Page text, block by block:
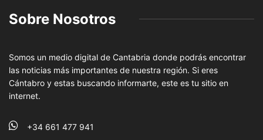
Sobre Nosotros
Somos un medio digital de Cantabria donde podrás encontrar
las noticias más importantes de nuestra región. Si eres
Cántabro y estas buscando informarte, este es tu sitio en
internet.
+34 661 477 941